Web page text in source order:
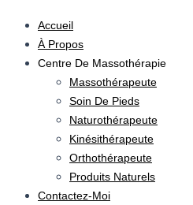
Accueil
À Propos
Centre De Massothérapie
Massothérapeute
Soin De Pieds
Naturothérapeute
Kinésithérapeute
Orthothérapeute
Produits Naturels
Contactez-Moi